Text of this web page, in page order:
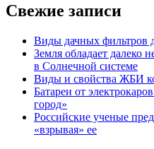
Свежие записи
Виды дачных фильтров
Земля обладает далеко
в Солнечной системе
Виды и свойства ЖБИ
Батареи от
город»
Российские ученые
«взрывая» ее